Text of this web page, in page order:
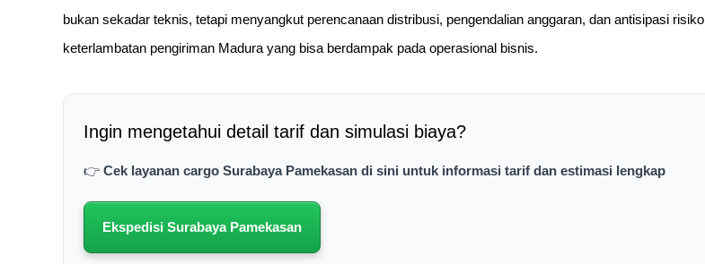
bukan sekadar teknis, tetapi menyangkut perencanaan distribusi, pengendalian anggaran, dan antisipasi risiko
keterlambatan pengiriman Madura yang bisa berdampak pada operasional bisnis.
Ingin mengetahui detail tarif dan simulasi biaya?
👉 Cek layanan cargo Surabaya Pamekasan di sini untuk informasi tarif dan estimasi lengkap
Ekspedisi Surabaya Pamekasan